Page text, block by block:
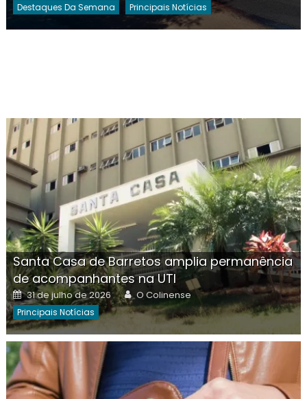
Destaques Da Semana Principais Notícias
Santa Casa de Barretos amplia permanência
de acompanhantes na UTI
Posted
on
31 de julho de 2026 Author
O Colinense
Principais Notícias